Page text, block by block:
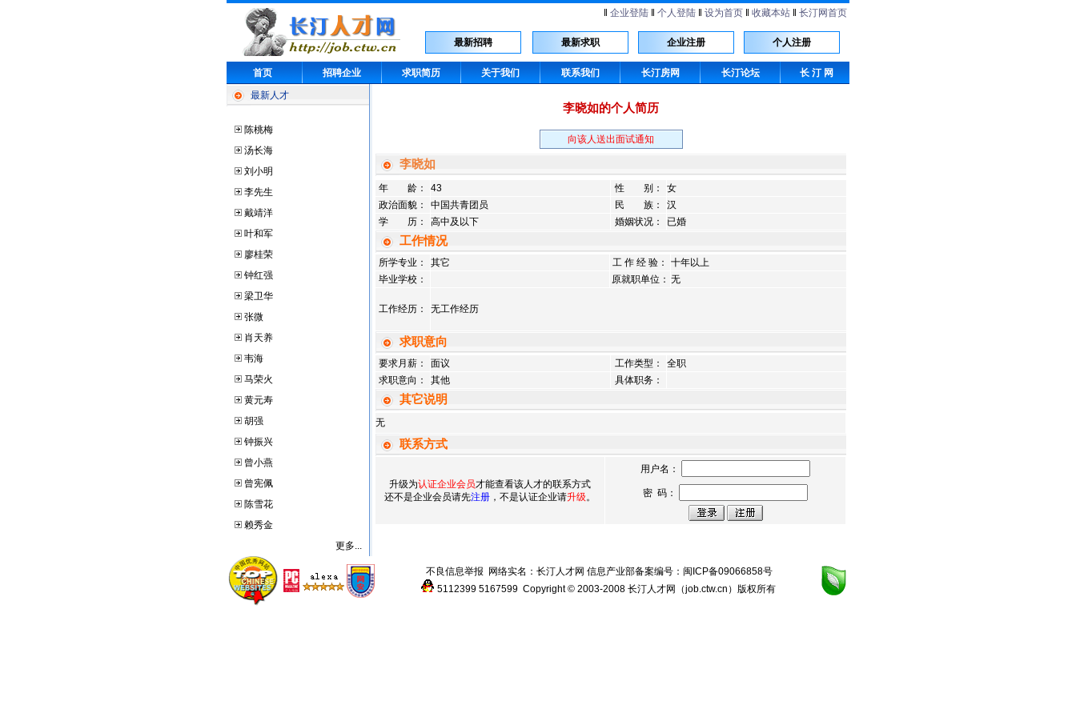
企业登陆 个人登陆 设为首页 收藏本站 长汀网首页
最新招聘 最新求职 企业注册 个人注册
首页 招聘企业 求职简历 关于我们 联系我们 长汀房网 长汀论坛
长 汀 网
最新人才
陈桃梅
汤长海
刘小明
李先生
戴靖洋
叶和军
廖桂荣
钟红强
梁卫华
张微
肖天养
韦海
马荣火
黄元寿
胡强
钟振兴
曾小燕
曾宪佩
陈雪花
赖秀金
更多...
李晓如的个人简历
向该人送出面试通知
李晓如
年 龄： 43 性 别：
女
政治面貌：
中国共青团员 民 族：
汉
学 历：
高中及以下 婚姻状况： 已婚
工作情况
所学专业： 其它 工 作 经 验：
十年以上
毕业学校：
原就职单位： 无
工作经历： 无工作经历
求职意向
要求月薪： 面议 工作类型：
全职
求职意向：
其他 具体职务：
其它说明
无
联系方式
升级为认证企业会员才能查看该人才的联系方式
还不是企业会员请先注册 ，不是认证企业请升级。
用户名：
密 码：
不良信息举报 网络实名： 长汀人才网 信息产业部备案编号： 闽ICP备09066858号
5112399 5167599 Copyright © 2003-2008 长汀人才网 （job.ctw.cn ）版权所有